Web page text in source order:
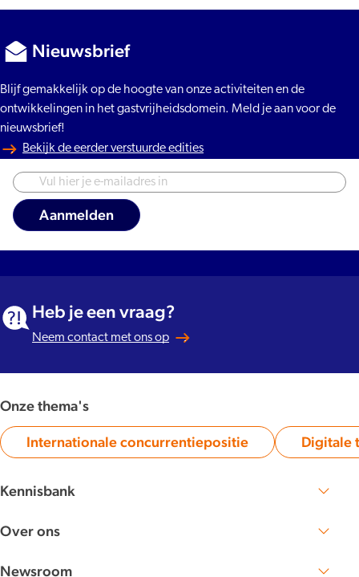
Nieuwsbrief
Blijf gemakkelijk op de hoogte van onze activiteiten en de
ontwikkelingen in het gastvrijheidsdomein. Meld je aan voor de
nieuwsbrief!
Bekijk de eerder verstuurde edities
Heb je een vraag?
Neem contact met ons op
Onze thema's
Category:
Internationale concurrentiepositie Digitale
Kennisbank
Over ons
Werken bij
Newsroom